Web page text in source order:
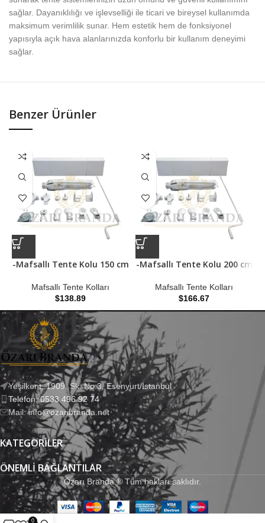
sağlar. Dayanıklılığı ve işlevselliği ile ticari ve bireysel kullanımda
maksimum verimlilik sunar. Hem estetik hem de fonksiyonel
yapısıyla açık hava alanlarınızda konforlu bir kullanım deneyimi
sağlar.
Benzer Ürünler
-Mafsallı Tente Kolu 150 cm
Mafsallı Tente Kolları
$138.89
-Mafsallı Tente Kolu 200 cm
Mafsallı Tente Kolları
$166.67
Yeşilkent, 1909. Sk. No:3, Esenyurt/İstanbul
Telefon: 0533 496 92 74
Mail: info@ozaribranda.net
KATEGORILER
ÖNEMLI BAĞLANTILAR
Özarı Branda ® Tüm hakları saklıdır.
0